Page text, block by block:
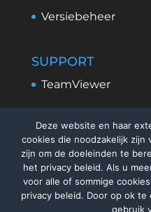
Versiebeheer
SUPPORT
TeamViewer
Deze website en haar
cookies die noodzakelijk
zijn om de doeleinden te
het privacy beleid. Als u
voor alle of sommige
privacy beleid. Door op ok
gebruik